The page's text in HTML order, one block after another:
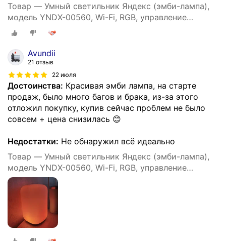
Товар — Умный светильник Яндекс (эмби-лампа),
модель YNDX-00560, Wi-Fi, RGB, управление
голосом, белый
Avundii
21 отзыв
22 июля
Достоинства: Красивая эмби лампа, на старте
продаж, было много багов и брака, из-за этого
отложил покупку, купив сейчас проблем не было
совсем + цена снизилась 😊
Недостатки: Не обнаружил всё идеально
Товар — Умный светильник Яндекс (эмби-лампа),
модель YNDX-00560, Wi-Fi, RGB, управление
голосом, белый